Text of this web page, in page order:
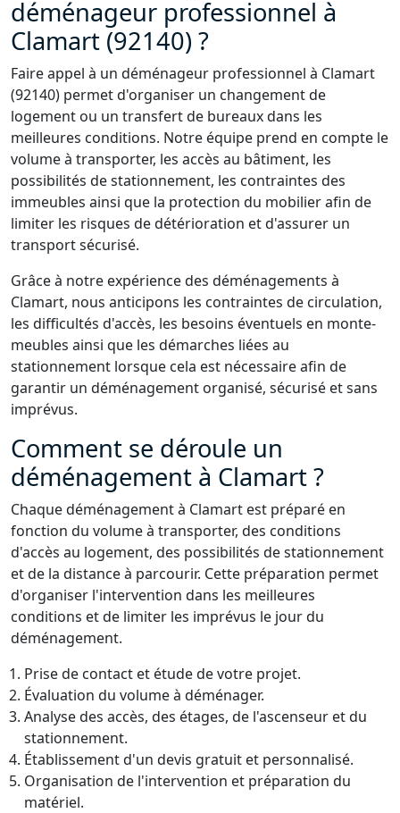
déménageur professionnel à
Clamart (92140) ?
Faire appel à un déménageur professionnel à Clamart
(92140) permet d'organiser un changement de
logement ou un transfert de bureaux dans les
meilleures conditions. Notre équipe prend en compte le
volume à transporter, les accès au bâtiment, les
possibilités de stationnement, les contraintes des
immeubles ainsi que la protection du mobilier afin de
limiter les risques de détérioration et d'assurer un
transport sécurisé.
Grâce à notre expérience des déménagements à
Clamart, nous anticipons les contraintes de circulation,
les difficultés d'accès, les besoins éventuels en monte-
meubles ainsi que les démarches liées au
stationnement lorsque cela est nécessaire afin de
garantir un déménagement organisé, sécurisé et sans
imprévus.
Comment se déroule un
déménagement à Clamart ?
Chaque déménagement à Clamart est préparé en
fonction du volume à transporter, des conditions
d'accès au logement, des possibilités de stationnement
et de la distance à parcourir. Cette préparation permet
d'organiser l'intervention dans les meilleures
conditions et de limiter les imprévus le jour du
déménagement.
Prise de contact et étude de votre projet.
Évaluation du volume à déménager.
Analyse des accès, des étages, de l'ascenseur et du
stationnement.
Établissement d'un devis gratuit et personnalisé.
Organisation de l'intervention et préparation du
matériel.